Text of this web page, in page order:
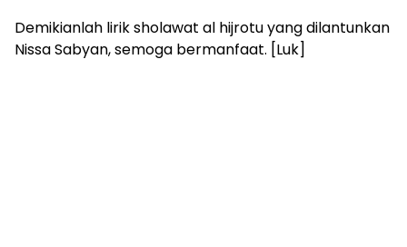
Demikianlah lirik sholawat al hijrotu yang dilantunkan
Nissa Sabyan, semoga bermanfaat. [Luk]